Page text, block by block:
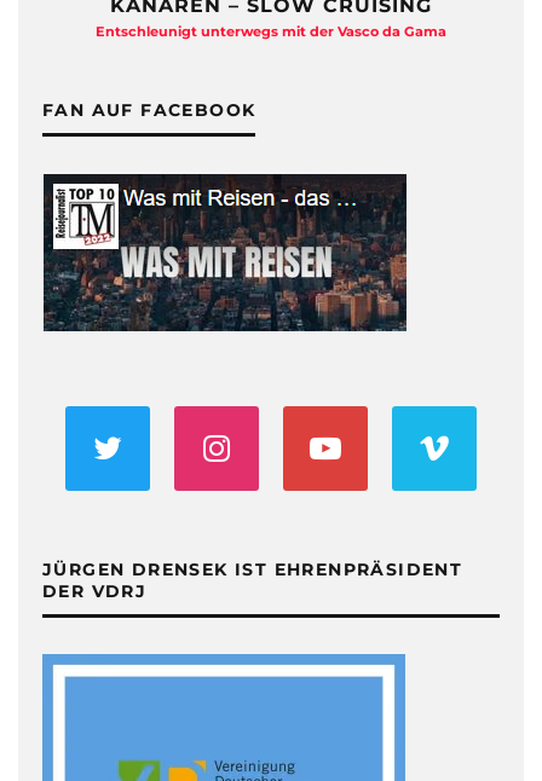
KANAREN – SLOW CRUISING
Entschleunigt unterwegs mit der Vasco da Gama
FAN AUF FACEBOOK
JÜRGEN DRENSEK IST EHRENPRÄSIDENT
DER VDRJ